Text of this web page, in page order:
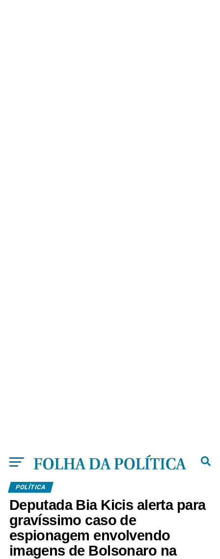
POLÍTICA
Deputada Bia Kicis alerta para
gravíssimo caso de
espionagem envolvendo
imagens de Bolsonaro na